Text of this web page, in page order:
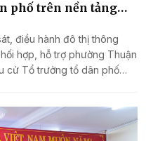
phố trên nền tảng
điều hành đô thị thông
hợp, hỗ trợ phường Thuận
cử Tổ trưởng tổ dân phố